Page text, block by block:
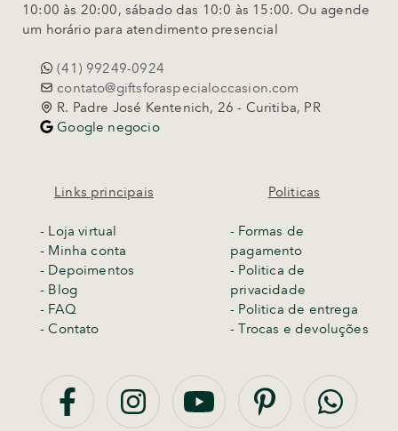
10:00 às 20:00, sábado das 10:0 às 15:00. Ou agende
um horário para atendimento presencial
(41) 99249-0924
contato@giftsforaspecialoccasion.com
R. Padre José Kentenich, 26 - Curitiba, PR
Google negocio
Links principais
- Loja virtual
- Minha conta
- Depoimentos
- Blog
- FAQ
- Contato
Politicas
- Formas de
pagamento
- Politica de
privacidade
- Politica de entrega
-Trocas e devoluções